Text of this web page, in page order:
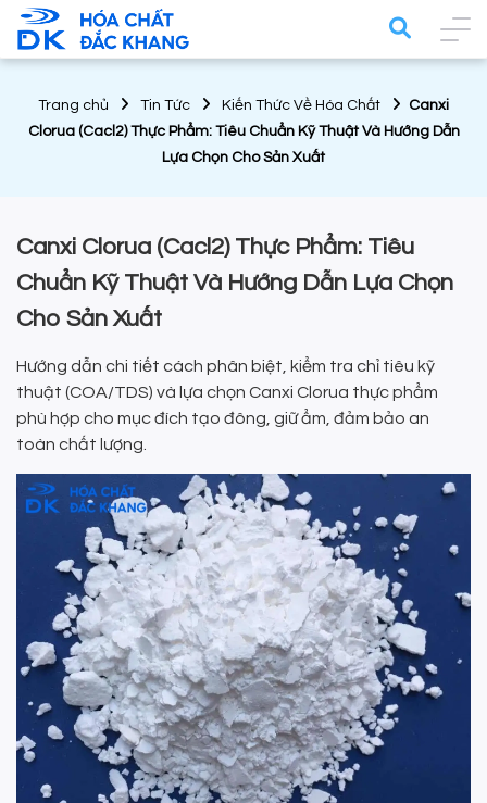
Trang chủ Tin Tức Kiến Thức Về Hóa Chất
Canxi
Clorua (Cacl2) Thực Phẩm: Tiêu Chuẩn Kỹ Thuật Và Hướng Dẫn
Lựa Chọn Cho Sản Xuất
Canxi Clorua (Cacl2) Thực Phẩm: Tiêu
Chuẩn Kỹ Thuật Và Hướng Dẫn Lựa Chọn
Cho Sản Xuất
Hướng dẫn chi tiết cách phân biệt, kiểm tra chỉ tiêu kỹ
thuật (COA/TDS) và lựa chọn Canxi Clorua thực phẩm
phù hợp cho mục đích tạo đông, giữ ẩm, đảm bảo an
toàn chất lượng.